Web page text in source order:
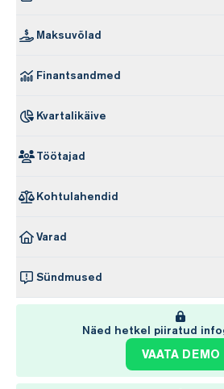
Maksuvõlad
Finantsandmed
Kvartalikäive
Töötajad
Kohtulahendid
Varad
Sündmused
Näed hetkel piiratud
VAATA DEMO